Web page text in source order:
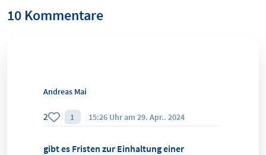
10 Kommentare
Andreas Mai
2 1 15:26 Uhr am 29. Apr.. 2024
gibt es Fristen zur Einhaltung einer